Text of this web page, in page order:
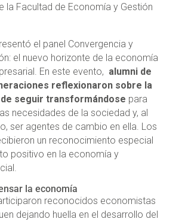
la Facultad de Economía y Gestión
el panel Convergencia y
el nuevo horizonte de la economía
En este evento, alumni de
reflexionaron sobre la
seguir transformándose para
necesidades de la sociedad y, al
ser agentes de cambio en ella. Los
un reconocimiento especial
positivo en la economía y
la economía
reconocidos economistas
dejando huella en el desarrollo del